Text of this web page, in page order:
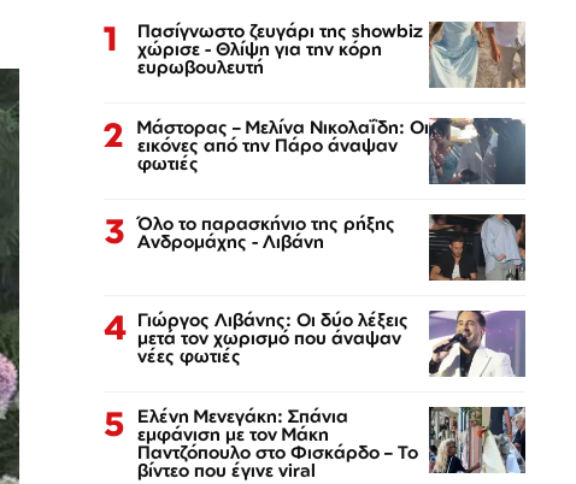
1 Πασίγνωστο ζευγάρι της showbiz
χώρισε - Θλίψη για την κόρη
ευρωβουλευτή
2 Μάστορας – Μελίνα Νικολαΐδη: Οι
εικόνες από την Πάρο άναψαν
φωτιές
3 Όλο το παρασκήνιο της ρήξης
Ανδρομάχης - Λιβάνη
4 Γιώργος Λιβάνης: Οι δύο λέξεις
μετά τον χωρισμό που άναψαν
νέες φωτιές
5 Ελένη Μενεγάκη: Σπάνια
εμφάνιση με τον Μάκη
Παντζόπουλο στο Φισκάρδο – Το
βίντεο που έγινε viral